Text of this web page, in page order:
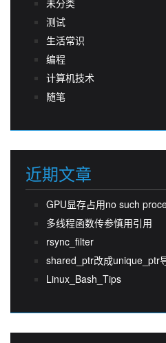
测试
生活常识
编程
计算机技术
随笔
近期文章
GPU显存占用no such
多线程函数传参慎用引用
rsync_filter
shared_ptr改成unique_ptr
Linux_Bash_Tips